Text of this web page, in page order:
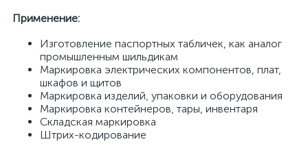
Применение:
Изготовление паспортных табличек, как аналог
промышленным шильдикам
Маркировка электрических компонентов, плат,
шкафов и щитов
Маркировка изделий, упаковки и оборудования
Маркировка контейнеров, тары, инвентаря
Складская маркировка
Штрих-кодирование